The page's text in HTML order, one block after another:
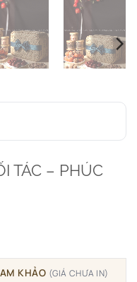
TÁC – PHÚC
KHẢO (GIÁ CHƯA IN)